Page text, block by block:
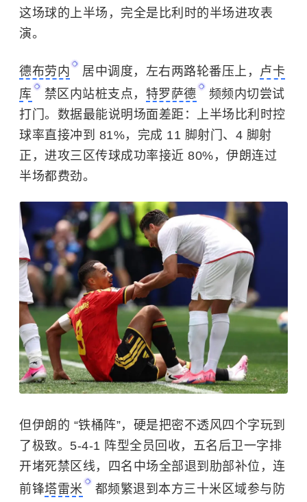
这场球的上半场，完全是比利时的半场进攻表
演。
德布劳内 居中调度，左右两路轮番压上， 卢卡
库
禁区内站桩支点， 特罗萨德
频频内切尝试
打门。数据最能说明场面差距：上半场比利时控
球率直接冲到 81%，完成 11 脚射门、4 脚射
正，进攻三区传球成功率接近 80%，伊朗连过
半场都费劲。
但伊朗的 “铁桶阵”，硬是把密不透风四个字玩到
了极致。5-4-1 阵型全员回收，五名后卫一字排
开堵死禁区线，四名中场全部退到肋部补位，连
前锋塔雷米
都频繁退到本方三十米区域参与防